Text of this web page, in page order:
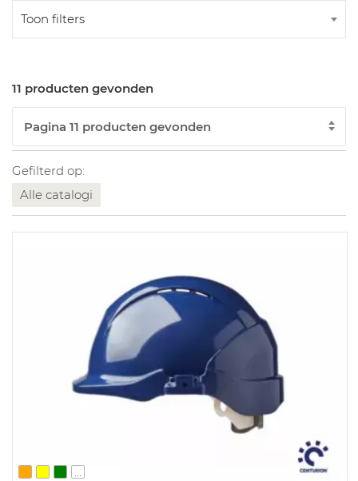
Toon filters
11 producten gevonden
Gefilterd op:
Alle catalogi
...